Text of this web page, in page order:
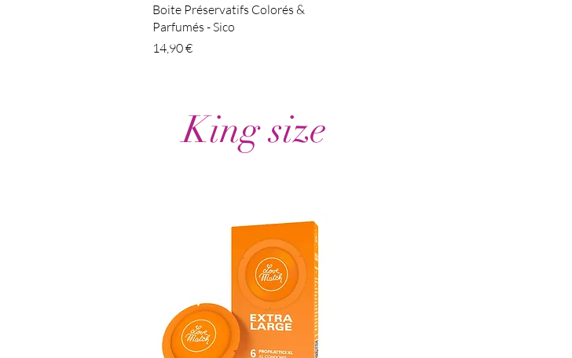
Aperçu rapide
Boite Préservatifs Colorés &
Parfumés - Sico
Prix
14,90 €
King size